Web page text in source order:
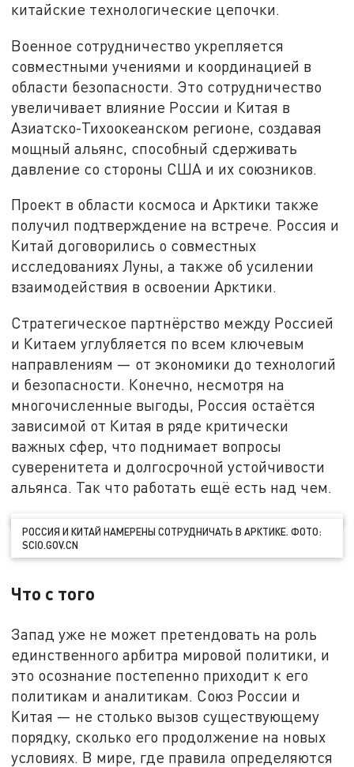
китайские технологические цепочки.
Военное сотрудничество укрепляется
совместными учениями и координацией в
области безопасности. Это сотрудничество
увеличивает влияние России и Китая в
Азиатско-Тихоокеанском регионе, создавая
мощный альянс, способный сдерживать
давление со стороны США и их союзников.
Проект в области космоса и Арктики также
получил подтверждение на встрече. Россия и
Китай договорились о совместных
исследованиях Луны, а также об усилении
взаимодействия в освоении Арктики.
Стратегическое партнёрство между Россией
и Китаем углубляется по всем ключевым
направлениям — от экономики до технологий
и безопасности. Конечно, несмотря на
многочисленные выгоды, Россия остаётся
зависимой от Китая в ряде критически
важных сфер, что поднимает вопросы
суверенитета и долгосрочной устойчивости
альянса. Так что работать ещё есть над чем.
РОССИЯ И КИТАЙ НАМЕРЕНЫ СОТРУДНИЧАТЬ В АРКТИКЕ. ФОТО:
SCIO.GOV.CN
Что с того
Запад уже не может претендовать на роль
единственного арбитра мировой политики, и
это осознание постепенно приходит к его
политикам и аналитикам. Союз России и
Китая — не столько вызов существующему
порядку, сколько его продолжение на новых
условиях. В мире, где правила определяются